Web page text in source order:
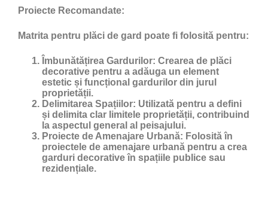
Proiecte Recomandate:
Matrita pentru plăci de gard poate fi folosită pentru:
Îmbunătățirea Gardurilor: Crearea de plăci
decorative pentru a adăuga un element
estetic și funcțional gardurilor din jurul
proprietății.
Delimitarea Spațiilor: Utilizată pentru a defini
și delimita clar limitele proprietății, contribuind
la aspectul general al peisajului.
Proiecte de Amenajare Urbană: Folosită în
proiectele de amenajare urbană pentru a crea
garduri decorative în spațiile publice sau
rezidențiale.